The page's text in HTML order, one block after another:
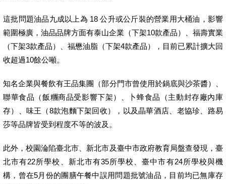
這批問題油品九成以上為 18 公升或公斤裝的營業用大桶油，影響
範圍極廣，油品品牌方面有泰山企業（下架10款產品）、福壽實業
（下架3款產品）、福懋油脂（下架4款產品），目前已累計擴大回
收超過10餘公噸。
知名企業與餐飲有王品集團（部分門市曾使用於鍋底與沙茶醬）、
聯華食品（飯糰商品受影響下架）、卜蜂食品（主動封存廠內庫
存）、味王（8款泡麵下架回收），以及晶華酒店、老協珍、路易
莎等品牌皆受到程度不等的波及。
此外，校園淪陷臺北市、新北市及臺中市政府教育局盤查發現，臺
北市有22所學校、新北市有35所學校、臺中市有24所學校與機
構，曾在5月份的團膳午餐中誤用問題批號油品，目前均已無庫存